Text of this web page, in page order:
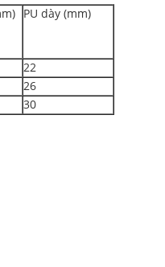
PU dày (mm)
22
26
30